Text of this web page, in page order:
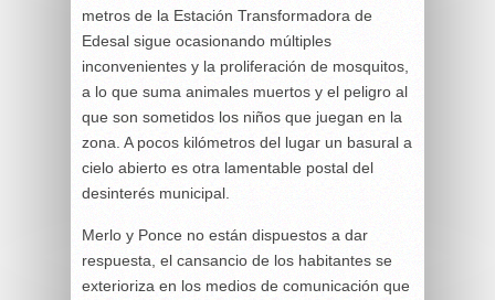
metros de la Estación Transformadora de
Edesal sigue ocasionando múltiples
inconvenientes y la proliferación de mosquitos,
a lo que suma animales muertos y el peligro al
que son sometidos los niños que juegan en la
zona. A pocos kilómetros del lugar un basural a
cielo abierto es otra lamentable postal del
desinterés municipal.
Merlo y Ponce no están dispuestos a dar
respuesta, el cansancio de los habitantes se
exterioriza en los medios de comunicación que